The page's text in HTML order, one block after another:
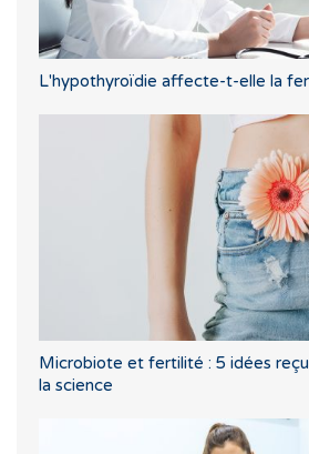
L'hypothyroïdie affecte-t-elle la
Microbiote et fertilité : 5 idées
la science